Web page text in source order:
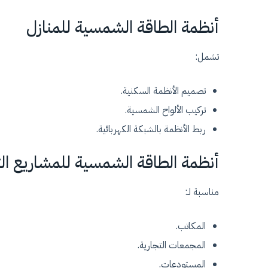
أنظمة الطاقة الشمسية للمنازل
تشمل:
تصميم الأنظمة السكنية.
تركيب الألواح الشمسية.
ربط الأنظمة بالشبكة الكهربائية.
أنظمة الطاقة الشمسية للمشاريع
مناسبة لـ:
المكاتب.
المجمعات التجارية.
المستودعات.